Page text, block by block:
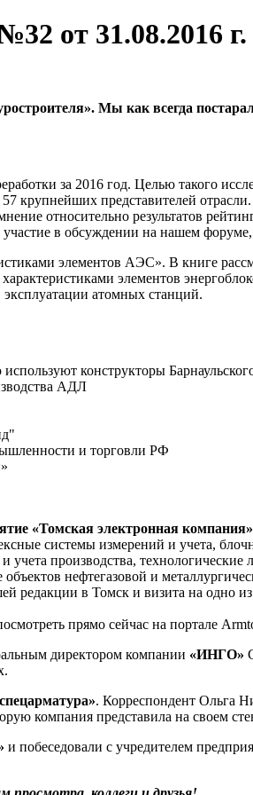
от 31.08.2016 г.
Мы как всегда
за 2016 год. Целью такого
представителей
относительно результатов
в обсуждении на нашем
элементов АЭС». В книге
элементов
атомных станций.
конструкторы
АДЛ
и торговли РФ
«Томская электронная компания»
системы измерений и учета,
производства,
нефтегазовой и
редакции в Томск и визита на одно
прямо сейчас на портале
директором компании «ИНГО»
. Корреспондент Ольга
компания представила на своем
и побеседовали с учредителем